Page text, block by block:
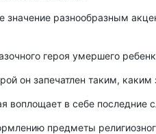
разнообразным
героя умершего
он запечатлен таким, каким
воплощает в себе
предметы